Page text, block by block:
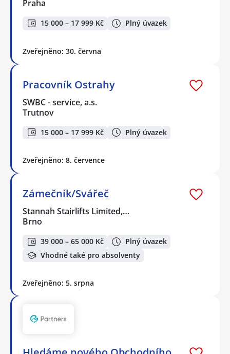
Praha
15 000 – 17 999 Kč Plný úvazek
Zveřejněno: 30. června
Pracovník Ostrahy
SWBC - service, a.s.
Trutnov
15 000 – 17 999 Kč Plný úvazek
Zveřejněno: 8. července
Zámečník/Svářeč
Stannah Stairlifts Limited,…
Brno
39 000 – 65 000 Kč
Plný úvazek
Vhodné také pro absolventy
Zveřejněno: 5. srpna